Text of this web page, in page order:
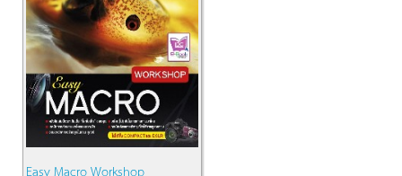
Easy Macro Workshop